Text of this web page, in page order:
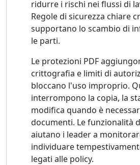
ridurre i rischi nei flussi di
Regole di sicurezza chiare
supportano lo scambio di
le parti.
Le protezioni PDF
crittografia e limiti di
bloccano l'uso improprio.
interrompono la copia, la
modifica quando è
documenti. Le funzionalità
aiutano i leader a
individuare
legati alle policy.